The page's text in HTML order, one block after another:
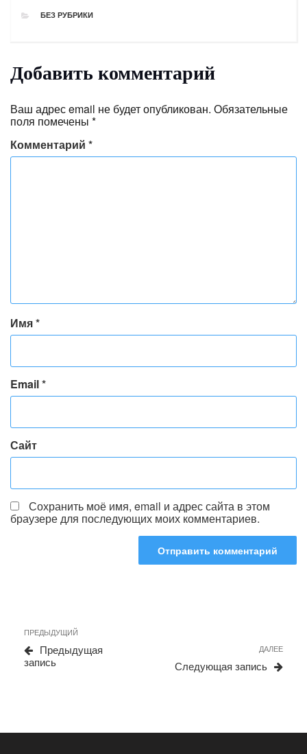
РУБРИКИ
БЕЗ РУБРИКИ
Добавить комментарий
Ваш адрес email не будет опубликован. Обязательные
поля помечены *
Комментарий *
Имя*
Email*
Сайт
Сохранить моё имя, email и адрес сайта в этом
браузере для последующих моих комментариев.
записям
Предыдущая
запись
ПРЕДЫДУЩИЙ
Предыдущая
запись
ДАЛЕЕ
Следующая запись